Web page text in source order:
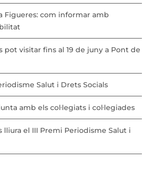
Figueres: com informar amb
pot visitar fins al 19 de juny a Pont de
Salut i Drets Socials
amb els col·legiats i col·legiades
lliura el III Premi Periodisme Salut i